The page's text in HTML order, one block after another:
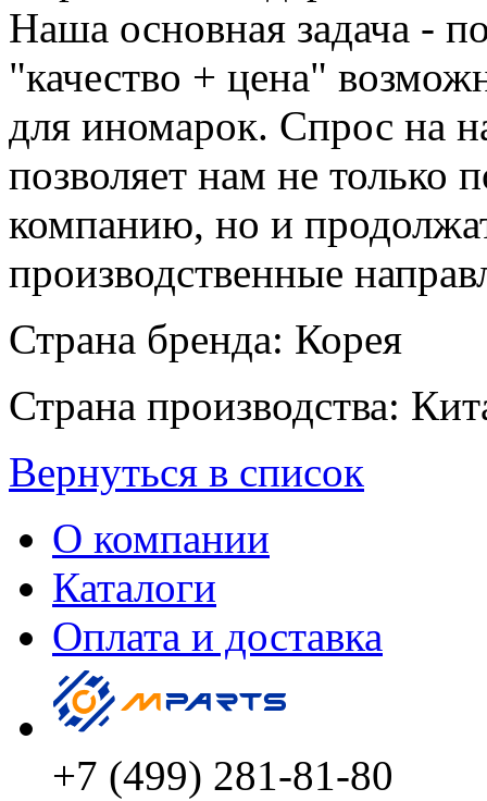
Наша основная задача -
"качество + цена"
для иномарок. Спрос на
позволяет нам не только
компанию, но и
производственные
Страна бренда: Корея
Страна производства:
Вернуться в список
О компании
Каталоги
Оплата и доставка
+7 (499) 281-81-80